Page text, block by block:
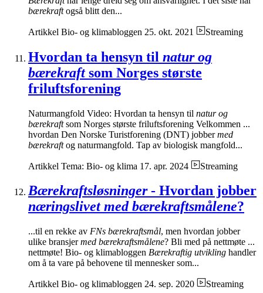
bærekraftogså blitt den...
Artikkel Bio- og klimabloggen 25. okt. 2021 Streaming
Hvordan ta hensyn til natur og
bærekraftsom Norges største
friluftsforening
Naturmangfold Video: Hvordan ta hensyn til natur og
bærekraftsom Norges største friluftsforening Velkommen ...
hvordan Den Norske Turistforening (DNT) jobbermed
bærekraftog naturmangfold. Tap av biologisk mangfold...
Artikkel Tema: Bio- og klima 17. apr. 2024 Streaming
Bærekraftsløsninger- Hvordan jobber
næringslivet med bærekraftsmålene?
...til en rekke av FNs bærekraftsmål, men hvordan jobber
ulike bransjermed bærekraftsmålene? Bli med på nettmøte ...
nettmøte! Bio- og klimabloggen Bærekraftig utvikling handler
om å ta vare på behovene til mennesker som...
Artikkel Bio- og klimabloggen 24. sep. 2020 Streaming